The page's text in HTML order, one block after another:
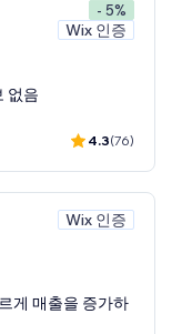
- 5%
Wix 인증
없음
4.3(76)
Wix 인증
게 매출을 증가하